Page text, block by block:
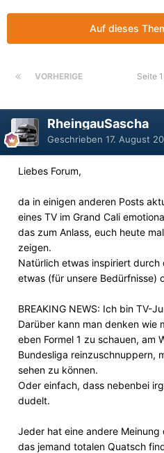
Auf dieses
VORHERIGE Seite
RheingauSascha
Geschrieben 17. August
Liebes Forum,
da in einigen anderen Posts
eines TV im Grand Cali
das zum Anlass, euch heute
zeigen.
Natürlich etwas inspiriert durch
etwas (für unsere Bedürfnisse)
BREAKING NEWS: Ich bin TV-
Darüber kann man denken wie
eben Formel 1 zu schauen, am
Bundesliga reinzuschnuppern,
sehen zu können.
Oder einfach, dass nebenbei
dudelt.
Jeder hat eine andere
das jemand totalen Quatsch